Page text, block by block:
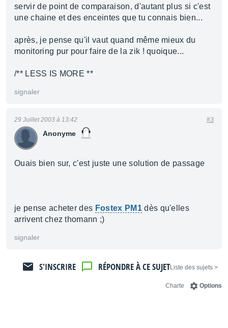
servir de point de comparaison, d'autant plus si c'est
une chaine et des enceintes que tu connais bien...
après, je pense qu'il vaut quand même mieux du
monitoring pur pour faire de la zik ! quoique...
/** LESS IS MORE **
signaler
Anonyme
29 Juillet 2003 à 13:42 #3
Ouais bien sur, c'est juste une solution de passage
je pense acheter des Fostex PM1dès qu'elles
arrivent chez thomann ;)
signaler
< Liste des sujets
RÉPONDRE À CE SUJET
S'INSCRIRE
Options
Charte